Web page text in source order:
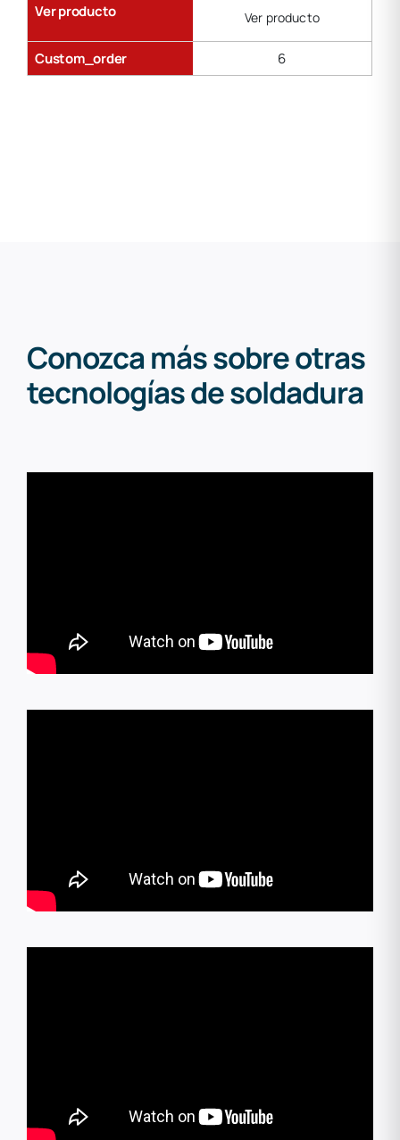
Ver producto Ver producto
Custom_order 6
Conozca más sobre otras
tecnologías de soldadura